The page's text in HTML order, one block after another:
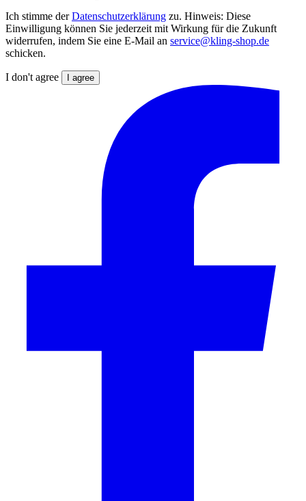
Ich stimme derDatenschutzerklärung zu. Hinweis: Diese
Einwilligung können Sie jederzeit mit Wirkung für die Zukunft
widerrufen, indem Sie eine E-Mail an service@kling-shop.de
schicken.
I don't agree I agree